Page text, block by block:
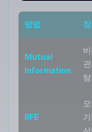
방법
Mutual
Information
RFE